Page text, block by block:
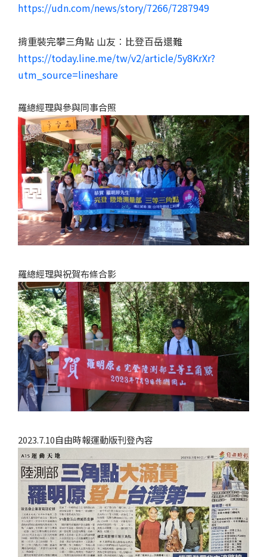
https://udn.com/news/story/7266/7287949
揹重裝完攀三角點 山友︰比登百岳還難
https://today.line.me/tw/v2/article/5y8KrXr?
utm_source=lineshare
羅總經理與參與同事合照
羅總經理與祝賀布條合影
2023.7.10自由時報運動版刊登內容